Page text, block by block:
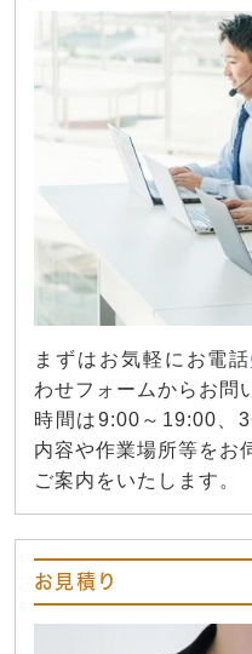
まずはお気軽にお電話
わせフォームからお問
時間は9:00～19:00、
内容や作業場所等をお
ご案内をいたします。
お見積り